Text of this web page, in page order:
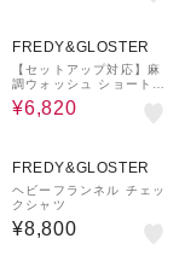
FREDY&GLOSTER
【セットアップ対応】麻
調ウォッシュ ショートス
リーブシャツ
¥6,820
FREDY&GLOSTER
ヘビーフランネル チェッ
クシャツ
¥8,800